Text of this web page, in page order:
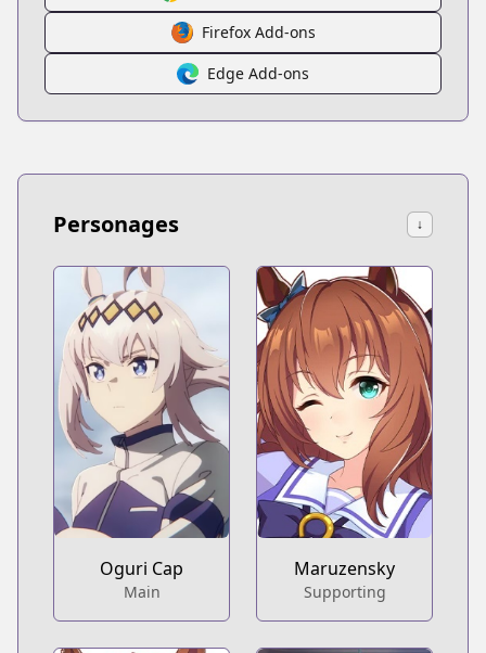
Firefox Add-ons
Edge Add-ons
Personages ↓
Oguri Cap
Main
Maruzensky
Supporting